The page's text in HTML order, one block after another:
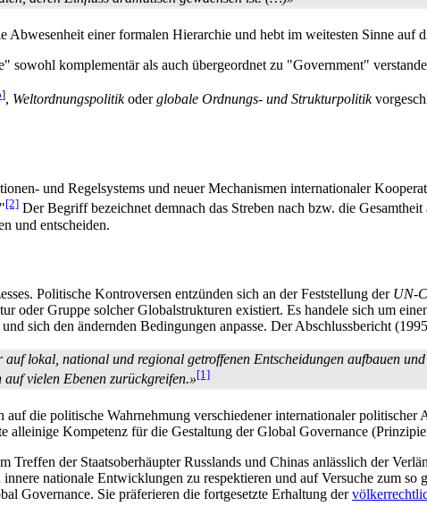
Abwesenheit einer formalen Hierarchie und hebt im weitesten Sinne
sowohl komplementär als auch übergeordnet zu "Government"
], Weltordnungs­politikoderglobale Ordnungs- und Struktur­politik
und Regel­systems und neuer Mechanismen internationaler
[2] Der Begriff bezeichnet demnach das Streben nach bzw. die
und entscheiden.
Politische Kontroversen entzünden sich an der Feststellung der UN-
oder Gruppe solcher Global­strukturen existiert. Es handele sich um
sich den ändernden Bedingungen anpasse. Der Abschlussbericht
lokal, national und regional getroffenen Entscheidungen aufbauen
vielen Ebenen zurückgreifen.»[1]
auf die politische Wahrnehmung verschiedener internationaler politischer
alleinige Kompetenz für die Gestaltung der Global Governance
der Staatsoberhäupter Russlands und Chinas anlässlich der
nationale Entwicklungen zu respektieren und auf Versuche zum so
Governance. Sie präferieren die fortgesetzte Erhaltung der